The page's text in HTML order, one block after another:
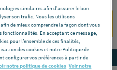
CONNECTER
similaires afin d'assurer le bon
son trafic. Nous les utilisons
de mieux comprendre la façon dont vous
fonctionnalités. En acceptant ce message,
pour l’ensemble de ces finalités,
des cookies et notre Politique de
configurer vos préférences à partir de
notre politique de cookies Voir notre